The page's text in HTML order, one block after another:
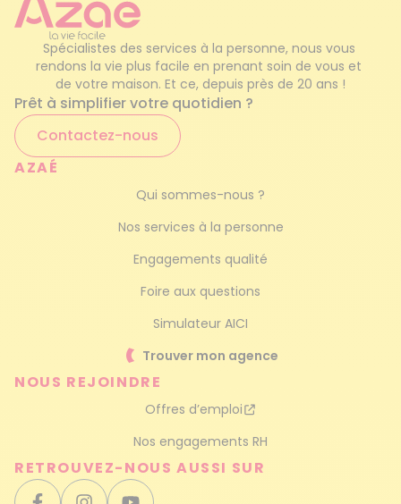
Spécialistes des services à la personne, nous vous
rendons la vie plus facile en prenant soin de vous et
de votre maison. Et ce, depuis près de 20 ans !
Prêt à simplifier votre quotidien ?
Contactez-nous
AZAÉ
Qui sommes-nous ?
Nos services à la personne
Engagements qualité
Foire aux questions
Simulateur AICI
Trouver mon agence
NOUS REJOINDRE
Offres d’emploi
Nos engagements RH
RETROUVEZ-NOUS AUSSI SUR